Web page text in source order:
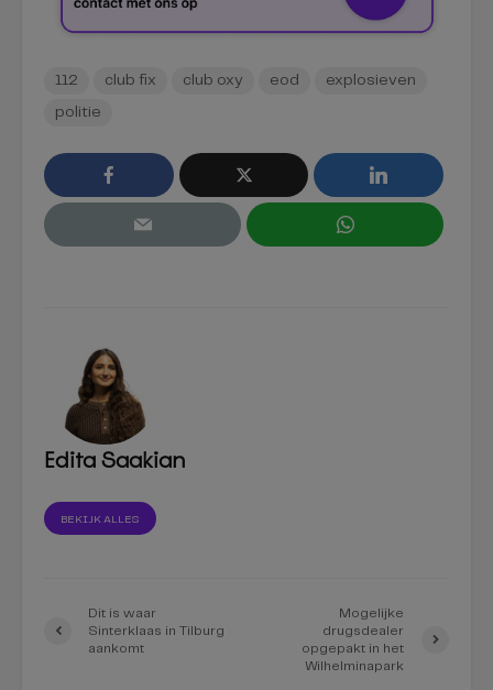
112 club fix club oxy eod explosieven
politie
Edita Saakian
BEKIJK ALLES
Dit is waar
Sinterklaas in Tilburg
aankomt
Mogelijke
drugsdealer
opgepakt in het
Wilhelminapark